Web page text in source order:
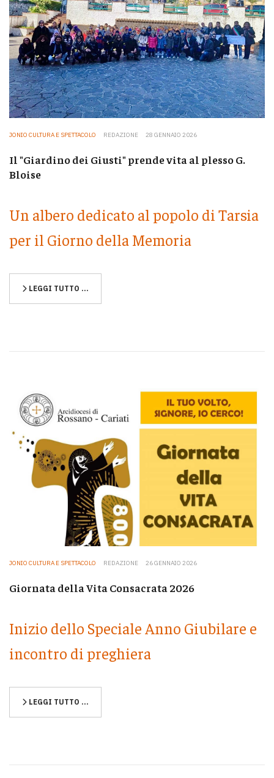
JONIO CULTURA E SPETTACOLO REDAZIONE 28 GENNAIO 2026
Il "Giardino dei Giusti" prende vita al plesso G.
Bloise
Un albero dedicato al popolo di Tarsia
per il Giorno della Memoria
LEGGI TUTTO …
JONIO CULTURA E SPETTACOLO REDAZIONE 26 GENNAIO 2026
Giornata della Vita Consacrata 2026
Inizio dello Speciale Anno Giubilare e
incontro di preghiera
LEGGI TUTTO …